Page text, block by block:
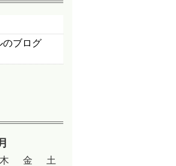
ブログ
木 金
土